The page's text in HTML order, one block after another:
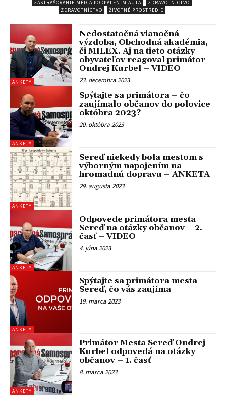
ZASTRAŠOVANIE MÉDIA PODPÁLENÍM AUTA
ZDRAVOTNÍCTVO
ZDRAVOTNÍCTVO
ŽIVOTNÉ PROSTREDIE
ANKETY
Nedostatočná vianočná
výzdoba, Obchodná akadémia,
či MILEX. Aj na tieto otázky
obyvateľov reagoval primátor
Ondrej Kurbel – VIDEO
23. decembra 2023
ANKETY
Spýtajte sa primátora – čo
zaujímalo občanov do polovice
októbra 2023?
20. októbra 2023
ANKETY
Sereď niekedy bola mestom s
výborným napojením na
hromadnú dopravu – ANKETA
29. augusta 2023
ANKETY
Odpovede primátora mesta
Sereď na otázky občanov – 2.
časť – VIDEO
4. júna 2023
ANKETY
Spýtajte sa primátora mesta
Sereď, čo vás zaujíma
19. marca 2023
ANKETY
Primátor Mesta Sereď Ondrej
Kurbel odpovedá na otázky
občanov – 1. časť
8. marca 2023